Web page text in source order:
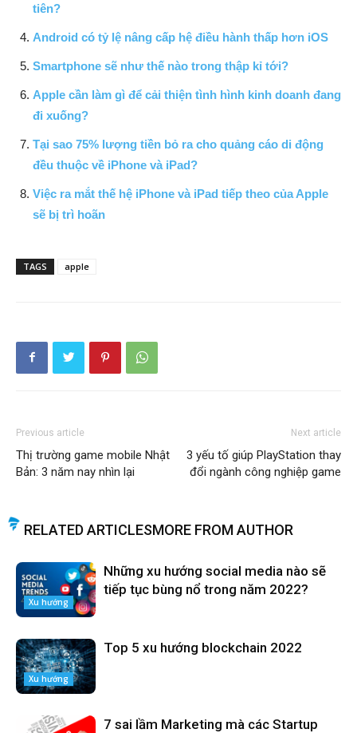
tiên?
Android có tỷ lệ nâng cấp hệ điều hành thấp hơn iOS
Smartphone sẽ như thế nào trong thập kỉ tới?
Apple cần làm gì để cải thiện tình hình kinh doanh đang
đi xuống?
Tại sao 75% lượng tiền bỏ ra cho quảng cáo di động
đều thuộc về iPhone và iPad?
Việc ra mắt thế hệ iPhone và iPad tiếp theo của Apple
sẽ bị trì hoãn
TAGS apple
Previous article
Thị trường game mobile Nhật
Bản: 3 năm nay nhìn lại
Next article
3 yếu tố giúp PlayStation thay
đổi ngành công nghiệp game
RELATED ARTICLESMORE FROM AUTHOR
Xu hướng
Những xu hướng social media nào sẽ
tiếp tục bùng nổ trong năm 2022?
Xu hướng
Top 5 xu hướng blockchain 2022
7 sai lầm Marketing mà các Startup